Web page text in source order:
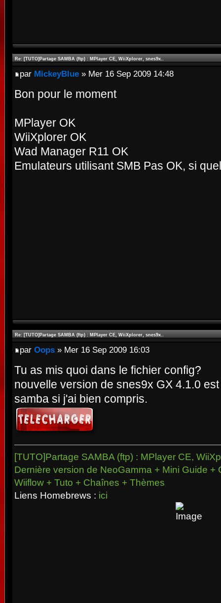
Re: [TUTO]Partage SAMBA (ftp) : MPlayer CE, WiiXplorer, snes9x..
par MickeyBlue » Mer 16 Sep 2009 14:48
Bon pour le moment
MPlayer OK
WiiXplorer OK
Wad Manager R11 OK
Emulateurs utilisant SMB Pas OK, si
Re: [TUTO]Partage SAMBA (ftp) : MPlayer CE, WiiXplorer, snes9x..
par Oops » Mer 16 Sep 2009 16:03
Tu as mis quoi dans le fichier config?
nouvelle version de snes9x GX 4.1.0
samba si j'ai bien compris.
[TUTO]Partage SAMBA (ftp) : MPlayer CE,
Dernière version de NeoGamma + Mini Guide +
Wiiflow + Tuto + Chaînes + Thèmes
Liens Homebrews : ici